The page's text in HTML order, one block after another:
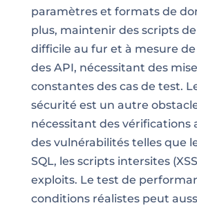
paramètres et formats de
plus, maintenir des scripts
difficile au fur et à mesure de
des API, nécessitant des
constantes des cas de test.
sécurité est un autre
nécessitant des vérifications
des vulnérabilités telles que
SQL, les scripts intersites
exploits. Le test de
conditions réalistes peut